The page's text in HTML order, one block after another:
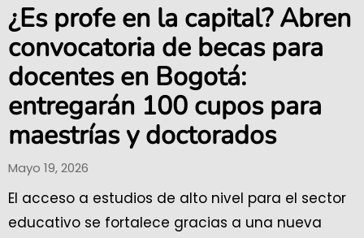
¿Es profe en la capital? Abren
convocatoria de becas para
docentes en Bogotá:
entregarán 100 cupos para
maestrías y doctorados
Mayo 19, 2026
El acceso a estudios de alto nivel para el sector
educativo se fortalece gracias a una nueva